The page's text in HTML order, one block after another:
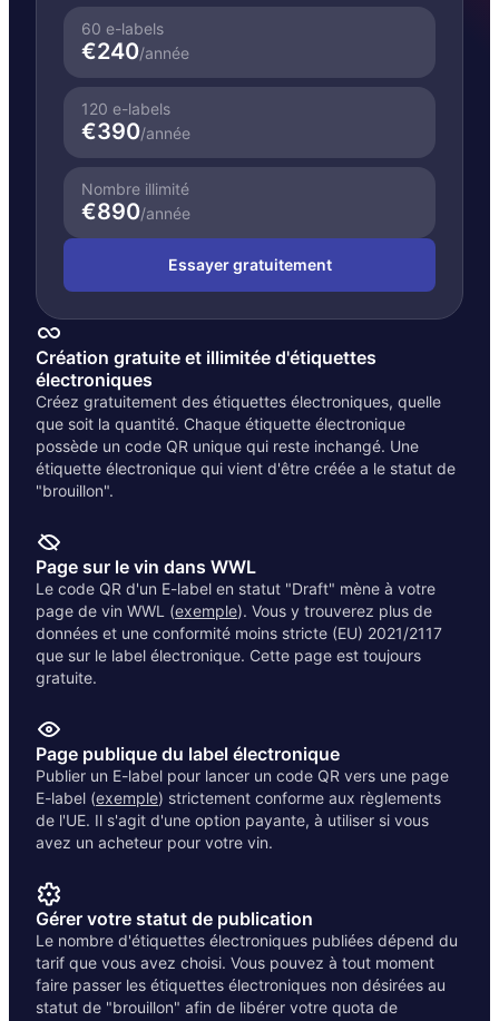
60 e-labels
€240/année
120 e-labels
€390/année
Nombre illimité
€890/année
Essayer gratuitement
Création gratuite et illimitée d'étiquettes
électroniques
Créez gratuitement des étiquettes électroniques, quelle
que soit la quantité. Chaque étiquette électronique
possède un code QR unique qui reste inchangé. Une
étiquette électronique qui vient d'être créée a le statut de
"brouillon".
Page sur le vin dans WWL
Le code QR d'un E-label en statut "Draft" mène à votre
page de vin WWL (exemple). Vous y trouverez plus de
données et une conformité moins stricte (EU) 2021/2117
que sur le label électronique. Cette page est toujours
gratuite.
Page publique du label électronique
Publier un E-label pour lancer un code QR vers une page
E-label (exemple) strictement conforme aux règlements
de l'UE. Il s'agit d'une option payante, à utiliser si vous
avez un acheteur pour votre vin.
Gérer votre statut de publication
Le nombre d'étiquettes électroniques publiées dépend du
tarif que vous avez choisi. Vous pouvez à tout moment
faire passer les étiquettes électroniques non désirées au
statut de "brouillon" afin de libérer votre quota de